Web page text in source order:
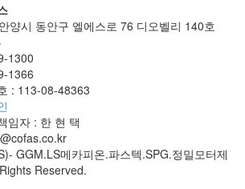
양시 동안구 엘에스로 76 디오벨리 140호
1300
1366
: 113-08-48363
임자 : 한 현 택
GGM.LS메카피온.파스텍.SPG.정밀모터제
Reserved.